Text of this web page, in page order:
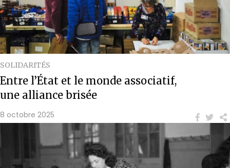
SOLIDARITÉS
Entre l’État et le monde associatif,
une alliance brisée
8 octobre 2025